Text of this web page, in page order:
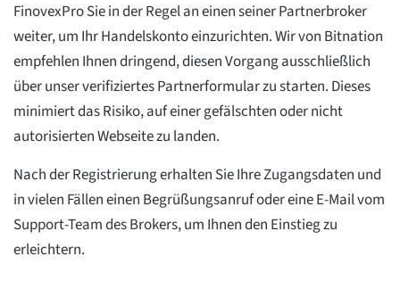
FinovexPro Sie in der Regel an einen seiner Partnerbroker
weiter, um Ihr Handelskonto einzurichten. Wir von Bitnation
empfehlen Ihnen dringend, diesen Vorgang ausschließlich
über unser verifiziertes Partnerformular zu starten. Dieses
minimiert das Risiko, auf einer gefälschten oder nicht
autorisierten Webseite zu landen.
Nach der Registrierung erhalten Sie Ihre Zugangsdaten und
in vielen Fällen einen Begrüßungsanruf oder eine E-Mail vom
Support-Team des Brokers, um Ihnen den Einstieg zu
erleichtern.